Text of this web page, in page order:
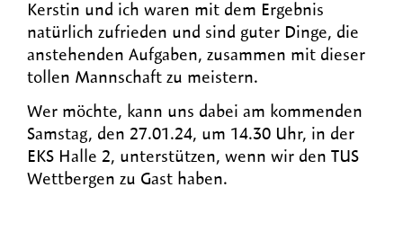
Kerstin und ich waren mit dem Ergebnis
natürlich zufrieden und sind guter Dinge, die
anstehenden Aufgaben, zusammen mit dieser
tollen Mannschaft zu meistern.
Wer möchte, kann uns dabei am kommenden
Samstag, den 27.01.24, um 14.30 Uhr, in der
EKS Halle 2, unterstützen, wenn wir den TUS
Wettbergen zu Gast haben.